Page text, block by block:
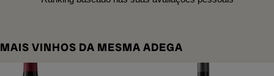
MAIS VINHOS DA MESMA ADEGA